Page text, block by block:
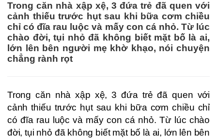
Trong căn nhà xập xệ, 3 đứa trẻ đã quen với
cảnh thiếu trước hụt sau khi bữa cơm chiều
chỉ có đĩa rau luộc và mấy con cá nhỏ. Từ lúc
chào đời, tụi nhỏ đã không biết mặt bố là ai,
lớn lên bên người mẹ khờ khạo, nói chuyện
chẳng rành rọt
Trong căn nhà xập xệ, 3 đứa trẻ đã quen với
cảnh thiếu trước hụt sau khi bữa cơm chiều chỉ
có đĩa rau luộc và mấy con cá nhỏ. Từ lúc chào
đời, tụi nhỏ đã không biết mặt bố là ai, lớn lên bên